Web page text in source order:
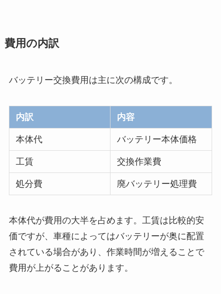
費用の内訳
バッテリー交換費用は主に次の構成です。
内訳 内容
本体代 バッテリー本体価格
工賃 交換作業費
処分費 廃バッテリー処理費
本体代が費用の大半を占めます。工賃は比較的安
価ですが、車種によってはバッテリーが奥に配置
されている場合があり、作業時間が増えることで
費用が上がることがあります。